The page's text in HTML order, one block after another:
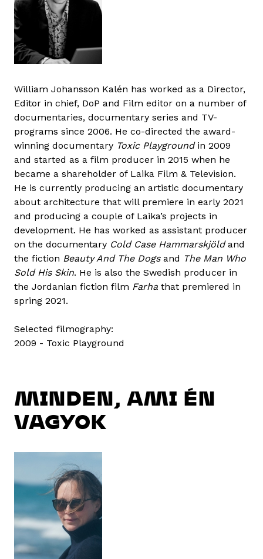
William Johansson Kalén has worked as a Director,
Editor in chief, DoP and Film editor on a number of
documentaries, documentary series and TV-
programs since 2006. He co-directed the award-
winning documentary Toxic Playgroundin 2009
and started as a film producer in 2015 when he
became a shareholder of Laika Film & Television.
He is currently producing an artistic documentary
about architecture that will premiere in early 2021
and producing a couple of Laika’s projects in
development. He has worked as assistant producer
on the documentary Cold Case Hammarskjöldand
the fiction Beauty And The Dogsand The Man Who
Sold His Skin. He is also the Swedish producer in
the Jordanian fiction film Farha that premiered in
spring 2021.
Selected filmography:
2009 - Toxic Playground
MINDEN, AMI ÉN
VAGYOK